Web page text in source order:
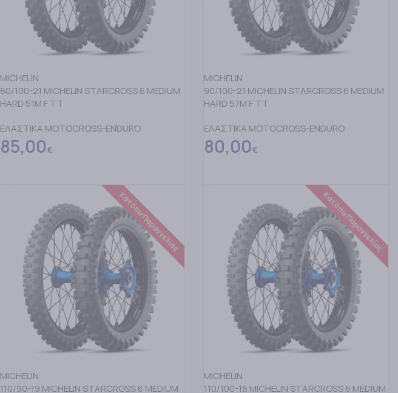
MICHELIN
80/100-21 MICHELIN STARCROSS 6 MEDIUM
HARD 51M F TT
ΕΛΑΣΤΙΚΑ MOTOCROSS-ENDURO
85,00€
MICHELIN
90/100-21 MICHELIN STARCROSS 6 MEDIUM
HARD 57M F TT
ΕΛΑΣΤΙΚΑ MOTOCROSS-ENDURO
80,00€
Κατόπιν Παραγγελίας
MICHELIN
110/90-19 MICHELIN STARCROSS 6 MEDIUM
Κατόπιν Παραγγελίας
MICHELIN
110/100-18 MICHELIN STARCROSS 6 MEDIUM